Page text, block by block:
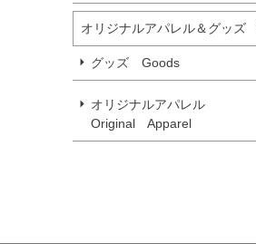
オリジナルアパレル＆グッズ
グッズ Goods
オリジナルアパレル
Original Apparel